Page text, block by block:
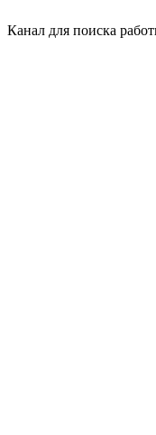
Канал для поиска